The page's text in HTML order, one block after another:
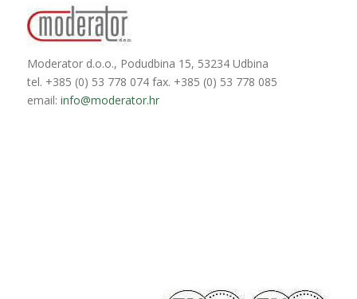
Moderator d.o.o., Podudbina 15, 53234 Udbina
tel. +385 (0) 53 778 074 fax. +385 (0) 53 778 085
email: info@moderator.hr